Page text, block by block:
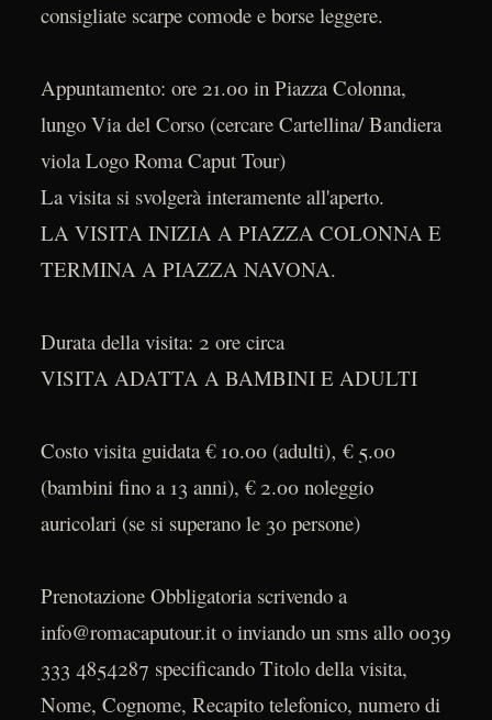
consigliate scarpe comode e borse leggere.
Appuntamento: ore 21.00 in Piazza Colonna,
lungo Via del Corso (cercare Cartellina/ Bandiera
viola Logo Roma Caput Tour)
La visita si svolgerà interamente all'aperto.
LA VISITA INIZIA A PIAZZA COLONNA E
TERMINA A PIAZZA NAVONA.
Durata della visita: 2 ore circa
VISITA ADATTA A BAMBINI E ADULTI
Costo visita guidata € 10.00 (adulti)‚ € 5.00
(bambini fino a 13 anni), € 2.00 noleggio
auricolari (se si superano le 30 persone)
Prenotazione Obbligatoria scrivendo a
info@romacaputour.it o inviando un sms allo 0039
333 4854287 specificando Titolo della visita,
Nome, Cognome, Recapito telefonico, numero di